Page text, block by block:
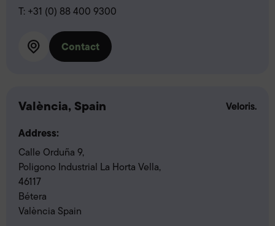
T: +31 (0) 88 400 9300
Contact
València, Spain
Address:
Calle Orduña 9,
Poligono Industrial La Horta Vella,
46117
Bétera
València Spain